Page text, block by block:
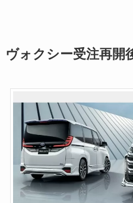
ヴォクシー受注再開